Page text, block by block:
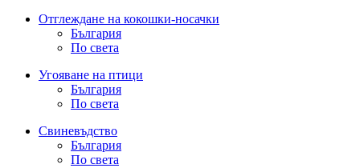
Отглеждане на кокошки-носачки
България
По света
Угояване на птици
България
По света
Свиневъдство
България
По света